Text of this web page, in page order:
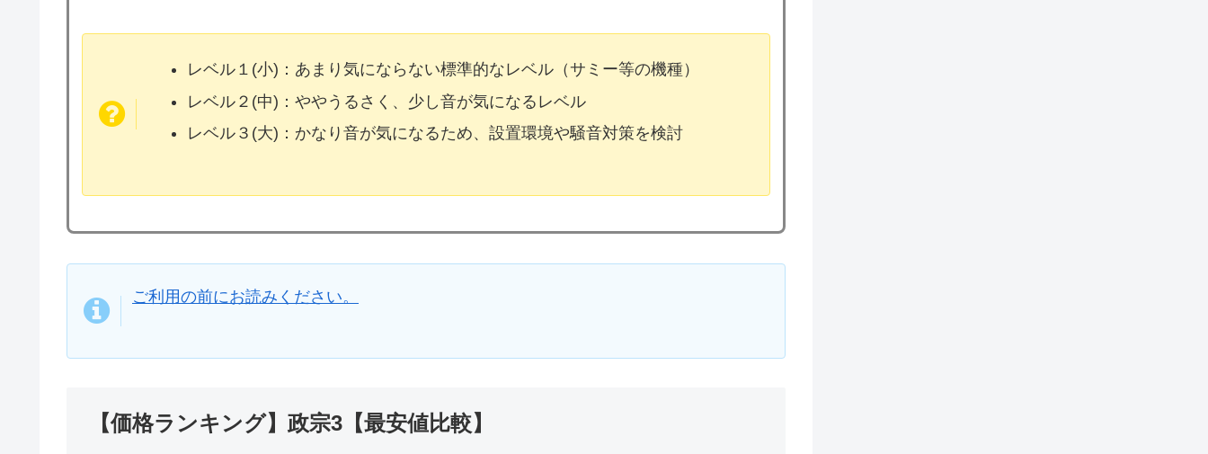
レベル１(小)：あまり気にならない標準的なレベル（サミー等の機種）
レベル２(中)：ややうるさく、少し音が気になるレベル
レベル３(大)：かなり音が気になるため、設置環境や騒音対策を検討
ご利用の前にお読みください。
【価格ランキング】政宗3【最安値比較】